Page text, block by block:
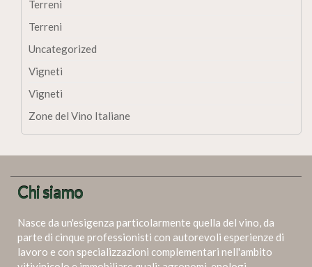
Terreni
Terreni
Uncategorized
Vigneti
Vigneti
Zone del Vino Italiane
Chi siamo
Nasce da un'esigenza particolarmente quella del vino, da
parte di cinque professionisti con autorevoli esperienze di
lavoro e con specializzazioni complementari nell'ambito